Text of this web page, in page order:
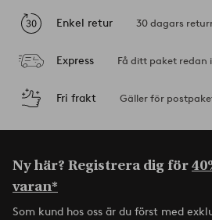
Enkel retur 30 dagars
Express Få ditt paket redan
Fri frakt Gäller för
Ny här? Registrera dig för
varan*
Som kund hos oss är du först med